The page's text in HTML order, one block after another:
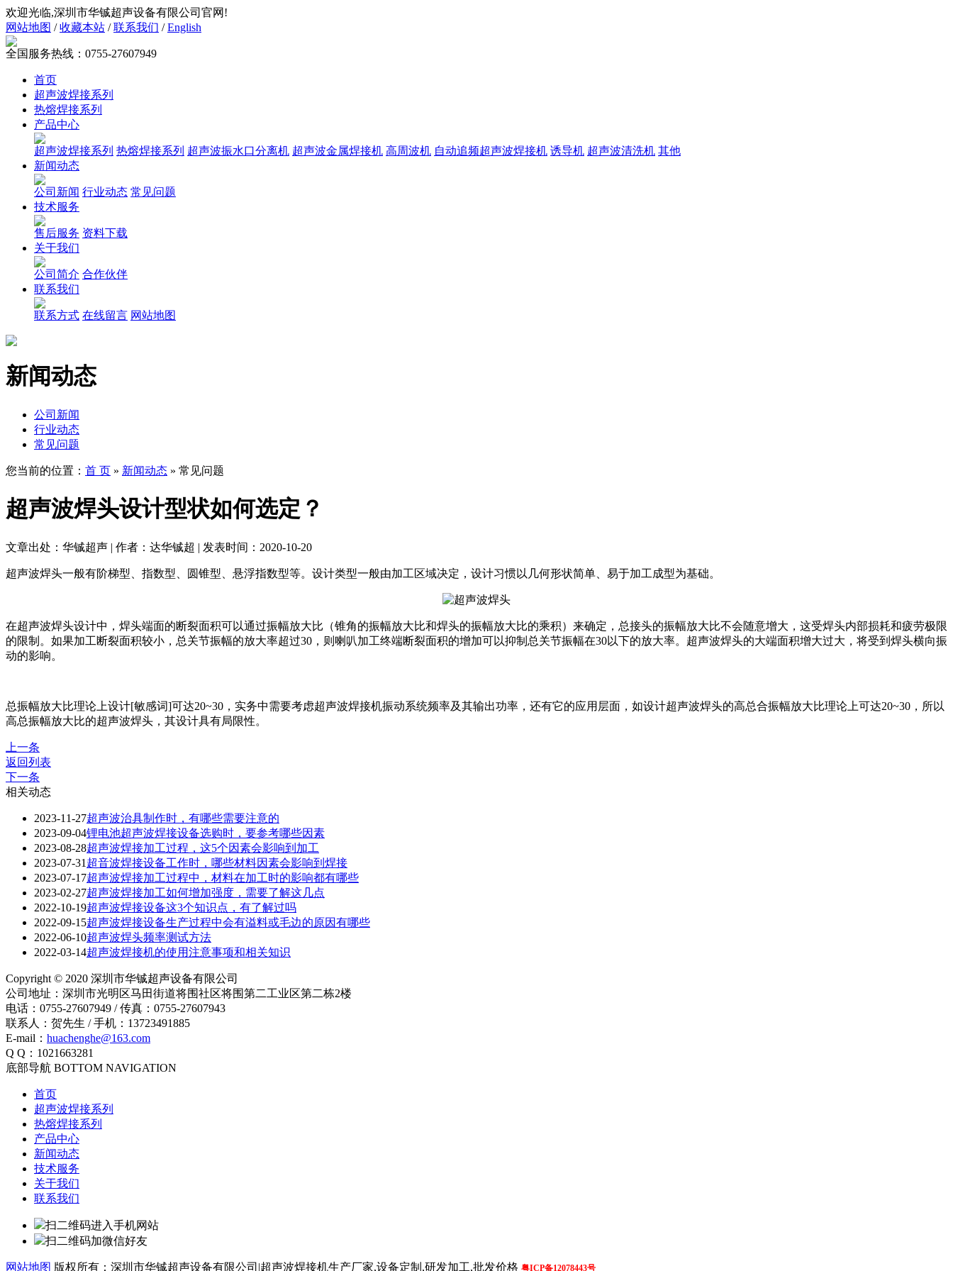
欢迎光临,深圳市华铖超声设备有限公司官网!
网站地图 /收藏本站 /联系我们 /English
全国服务热线： 0755-27607949
首页
超声波焊接系列
热熔焊接系列
产品中心
超声波焊接系列 热熔焊接系列 超声波振水口分离机 超声波金属焊接机 高周波机 自动追频超声波焊接机 诱导机 超声波清洗机 其他
新闻动态
公司新闻 行业动态 常见问题
技术服务
售后服务 资料下载
关于我们
公司简介 合作伙伴
联系我们
联系方式 在线留言 网站地图
新闻动态
公司新闻
行业动态
常见问题
您当前的位置： 首 页 » 新闻动态 » 常见问题
超声波焊头设计型状如何选定？
文章出处：华铖超声 | 作者：达华铖超 | 发表时间：2020-10-20
超声波焊头一般有阶梯型、指数型、圆锥型、悬浮指数型等。设计类型一般由加工区域决定，设计习惯以几何形状简单、易于加工成型为基础。
在超声波焊头设计中，焊头端面的断裂面积可以通过振幅放大比（锥角的振幅放大比和焊头的振幅放大比的乘积）来确定，总接头的振幅放大比不会随意增大，这受焊头内部损耗和疲劳极限
的限制。如果加工断裂面积较小，总关节振幅的放大率超过30，则喇叭加工终端断裂面积的增加可以抑制总关节振幅在30以下的放大率。超声波焊头的大端面积增大过大，将受到焊头横向振
动的影响。
总振幅放大比理论上设计[敏感词]可达20~30，实务中需要考虑超声波焊接机振动系统频率及其输出功率，还有它的应用层面，如设计超声波焊头的高总合振幅放大比理论上可达20~30，所以
高总振幅放大比的超声波焊头，其设计具有局限性。
上一条
返回列表
下一条
相关动态
2023-11-27超声波治具制作时，有哪些需要注意的
2023-09-04锂电池超声波焊接设备选购时，要参考哪些因素
2023-08-28超声波焊接加工过程，这5个因素会影响到加工
2023-07-31 超音波焊接设备工作时，哪些材料因素会影响到焊接
2023-07-17超声波焊接加工过程中，材料在加工时的影响都有哪些
2023-02-27超声波焊接加工如何增加强度，需要了解这几点
2022-10-19超声波焊接设备这3个知识点，有了解过吗
2022-09-15超声波焊接设备生产过程中会有溢料或毛边的原因有哪些
2022-06-10超声波焊头频率测试方法
2022-03-14超声波焊接机的使用注意事项和相关知识
Copyright © 2020 深圳市华铖超声设备有限公司
公司地址：深圳市光明区马田街道将围社区将围第二工业区第二栋2楼
电话：0755-27607949 / 传真：0755-27607943
联系人：贺先生 / 手机：13723491885
E-mail： huachenghe@163.com
Q Q：1021663281
底部导航 BOTTOM NAVIGATION
首页
超声波焊接系列
热熔焊接系列
产品中心
新闻动态
技术服务
关于我们
联系我们
扫二维码进入手机网站
扫二维码加微信好友
网站地图 版权所有：深圳市华铖超声设备有限公司|超声波焊接机生产厂家,设备定制,研发加工,批发价格 粤ICP备12078443号